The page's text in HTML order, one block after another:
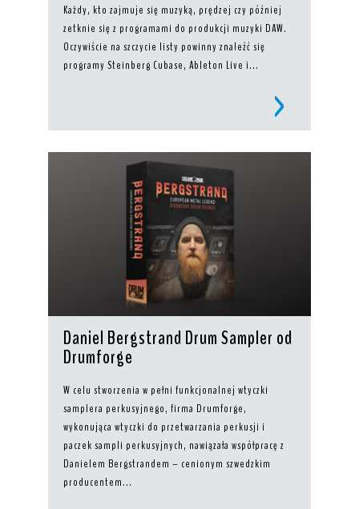
Każdy, kto zajmuje się muzyką, prędzej czy później
zetknie się z programami do produkcji muzyki DAW.
Oczywiście na szczycie listy powinny znaleźć się
programy Steinberg Cubase, Ableton Live i...
Daniel Bergstrand Drum Sampler od
Drumforge
W celu stworzenia w pełni funkcjonalnej wtyczki
samplera perkusyjnego, firma Drumforge,
wykonująca wtyczki do przetwarzania perkusji i
paczek sampli perkusyjnych, nawiązała współpracę z
Danielem Bergstrandem – cenionym szwedzkim
producentem...